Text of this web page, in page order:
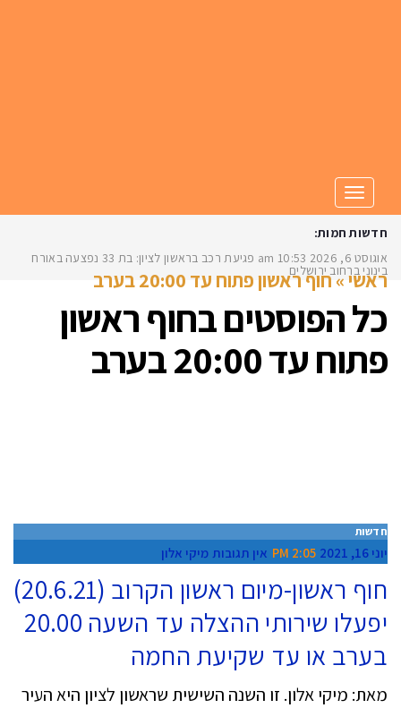
תפריט
חדשות חמות:
אוגוסט 6, 2026
10:53 am פגיעת רכב בראשון לציון: בת 33 נפצעה באורח
בינוני ברחוב ירושלים
ראשי»חוף ראשון פתוח עד 20:00 בערב
כל הפוסטים בחוף ראשון
פתוח עד 20:00 בערב
חדשות
יוני 16, 2021 2:05 PM אין תגובות מיקי אלון
חוף ראשון-מיום ראשון הקרוב (20.6.21)
יפעלו שירותי ההצלה עד השעה 20.00
בערב או עד שקיעת החמה
מאת: מיקי אלון. זו השנה השישית שראשון לציון היא העיר